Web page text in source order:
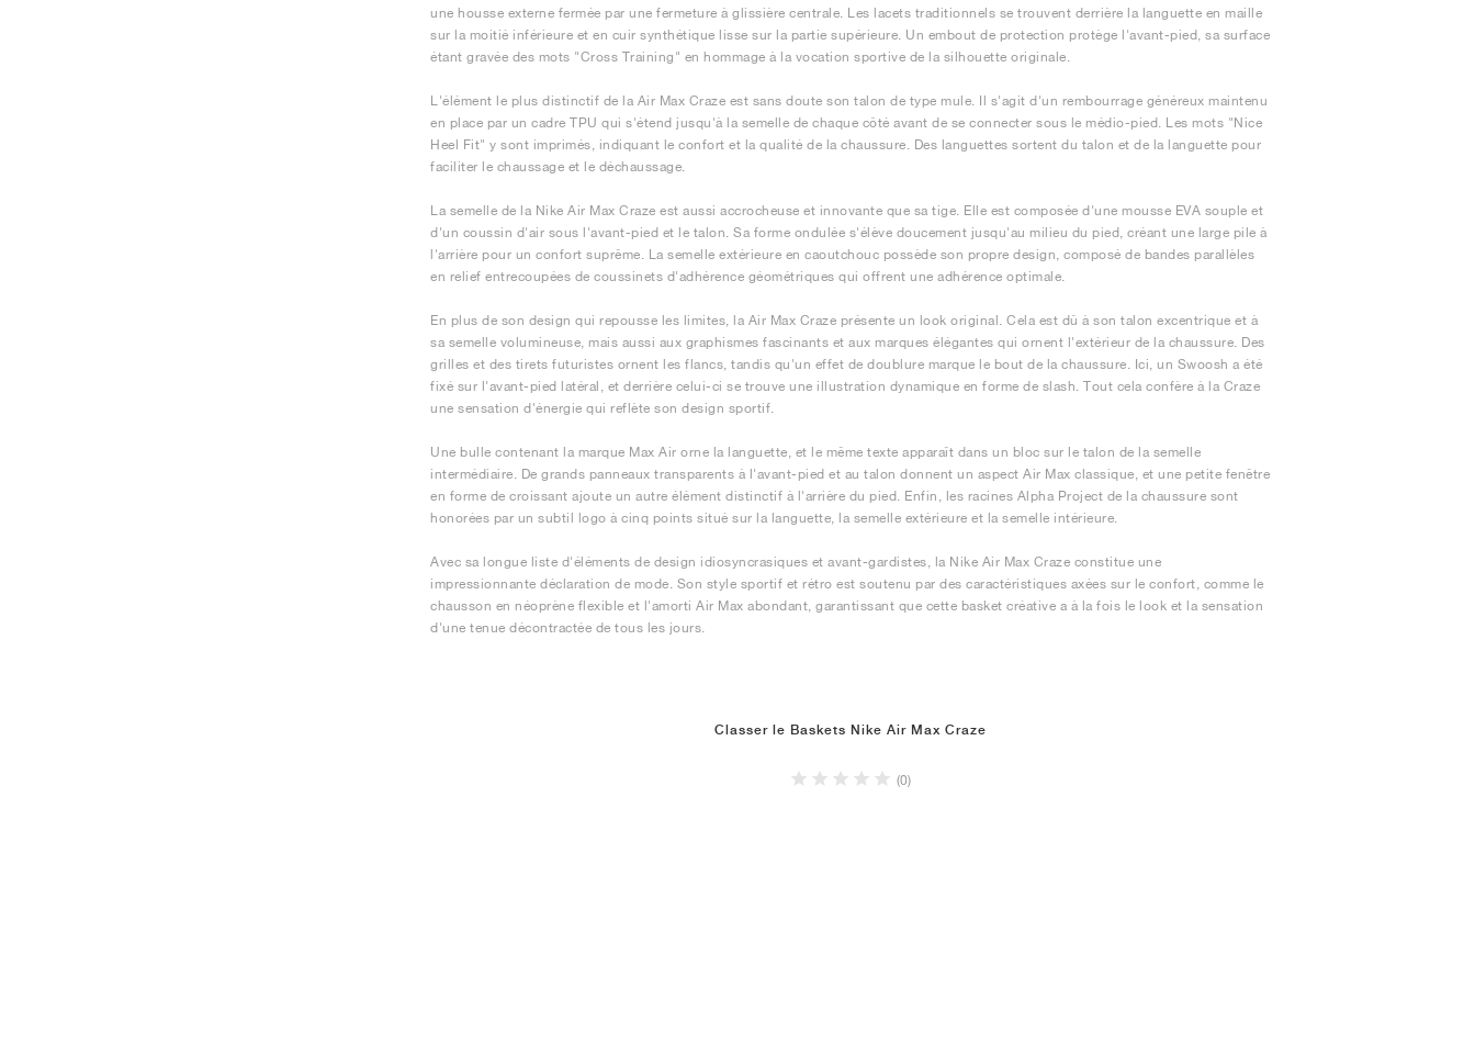
une housse externe fermée par une fermeture à glissière centrale. Les lacets traditionnels se trouvent derrière la languette en maille
sur la moitié inférieure et en cuir synthétique lisse sur la partie supérieure. Un embout de protection protège l'avant-pied, sa surface
étant gravée des mots "Cross Training" en hommage à la vocation sportive de la silhouette originale.
L'élément le plus distinctif de la Air Max Craze est sans doute son talon de type mule. Il s'agit d'un rembourrage généreux maintenu
en place par un cadre TPU qui s'étend jusqu'à la semelle de chaque côté avant de se connecter sous le médio-pied. Les mots "Nice
Heel Fit" y sont imprimés, indiquant le confort et la qualité de la chaussure. Des languettes sortent du talon et de la languette pour
faciliter le chaussage et le déchaussage.
La semelle de la Nike Air Max Craze est aussi accrocheuse et innovante que sa tige. Elle est composée d'une mousse EVA souple et
d'un coussin d'air sous l'avant-pied et le talon. Sa forme ondulée s'élève doucement jusqu'au milieu du pied, créant une large pile à
l'arrière pour un confort suprême. La semelle extérieure en caoutchouc possède son propre design, composé de bandes parallèles
en relief entrecoupées de coussinets d'adhérence géométriques qui offrent une adhérence optimale.
En plus de son design qui repousse les limites, la Air Max Craze présente un look original. Cela est dû à son talon excentrique et à
sa semelle volumineuse, mais aussi aux graphismes fascinants et aux marques élégantes qui ornent l'extérieur de la chaussure. Des
grilles et des tirets futuristes ornent les flancs, tandis qu'un effet de doublure marque le bout de la chaussure. Ici, un Swoosh a été
fixé sur l'avant-pied latéral, et derrière celui-ci se trouve une illustration dynamique en forme de slash. Tout cela confère à la Craze
une sensation d'énergie qui reflète son design sportif.
Une bulle contenant la marque Max Air orne la languette, et le même texte apparaît dans un bloc sur le talon de la semelle
intermédiaire. De grands panneaux transparents à l'avant-pied et au talon donnent un aspect Air Max classique, et une petite fenêtre
en forme de croissant ajoute un autre élément distinctif à l'arrière du pied. Enfin, les racines Alpha Project de la chaussure sont
honorées par un subtil logo à cinq points situé sur la languette, la semelle extérieure et la semelle intérieure.
Avec sa longue liste d'éléments de design idiosyncrasiques et avant-gardistes, la Nike Air Max Craze constitue une
impressionnante déclaration de mode. Son style sportif et rétro est soutenu par des caractéristiques axées sur le confort, comme le
chausson en néoprène flexible et l'amorti Air Max abondant, garantissant que cette basket créative a à la fois le look et la sensation
d'une tenue décontractée de tous les jours.
Classer le Baskets Nike Air Max Craze
(0)